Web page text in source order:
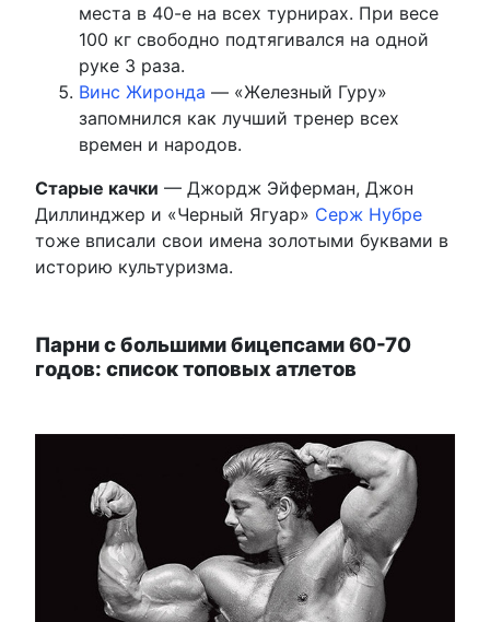
места в 40-е на всех турнирах. При весе
100 кг свободно подтягивался на одной
руке 3 раза.
Винс Жиронда — «Железный Гуру»
запомнился как лучший тренер всех
времен и народов.
Старые качки — Джордж Эйферман, Джон
Диллинджер и «Черный Ягуар» Серж Нубре
тоже вписали свои имена золотыми буквами в
историю культуризма.
Парни с большими бицепсами 60-70
годов: список топовых атлетов